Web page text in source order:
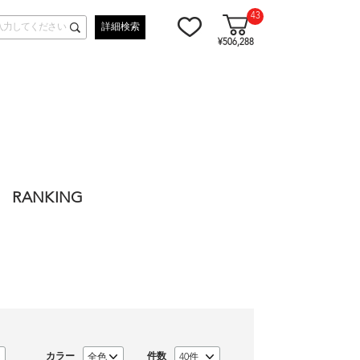
詳細検索
43
¥506,288
RANKING
カラー 件数